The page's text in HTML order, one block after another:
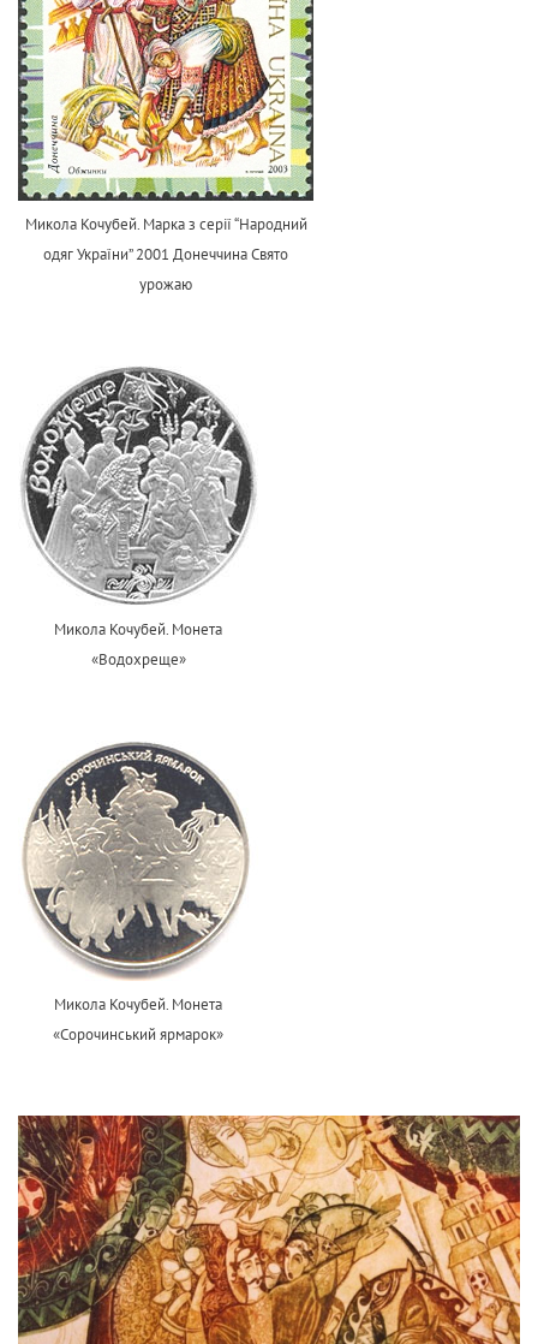
Микола Кочубей. Марка з серії “Народний
одяг України” 2001 Донеччина Свято
урожаю
Микола Кочубей. Монета
«Водохреще»
Микола Кочубей. Монета
«Сорочинський ярмарок»